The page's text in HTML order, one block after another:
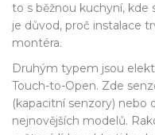
to s běžnou kuchyní, kde
je důvod, proč instalace
montéra.
Druhým typem jsou
Touch-to-Open. Zde
(kapacitní senzory) nebo
nejnovějších modelů.